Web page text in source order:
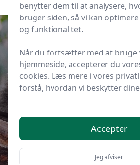
Udgivet i Søvn og Sundhed
Derfor er din søvn
træning og sundhed
benytter dem til at analysere,
bruger siden, så vi kan
og funktionalitet.
Når du fortsætter med at bruge
hjemmeside, accepterer du
cookies. Læs mere i vores
forstå, hvordan vi beskytter
Accepter
Jeg afviser